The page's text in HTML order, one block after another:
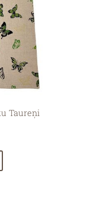
Taureņi